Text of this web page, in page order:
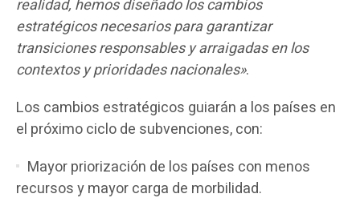
realidad, hemos diseñado los cambios
estratégicos necesarios para garantizar
transiciones responsables y arraigadas en los
contextos y prioridades nacionales».
Los cambios estratégicos guiarán a los países en
el próximo ciclo de subvenciones, con:
Mayor priorización de los países con menos
recursos y mayor carga de morbilidad.